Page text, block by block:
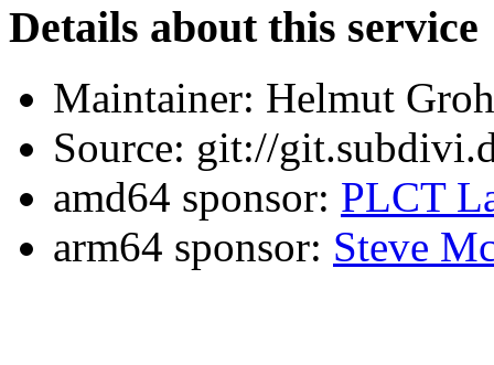
Details about this service
Maintainer: Helmut
Source: git://
amd64 sponsor: PLCT
arm64 sponsor: Steve